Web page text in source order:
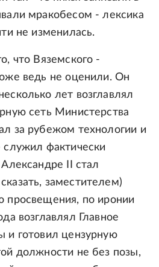
мракобесом - лексика
не изменилась.
что Вяземского -
ведь не оценили. Он
лет возглавлял
сеть Министерства
за рубежом технологии и
фактически
II стал
заместителем)
просвещения, по иронии
возглавлял Главное
и готовил цензурную
должности не без позы,